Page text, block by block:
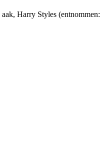
Harry Styles (entnommen: